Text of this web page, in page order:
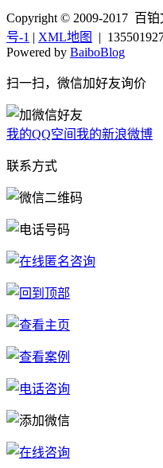
Copyright © 2009-2017 百
号-1 | XML地图 |
Powered by BaiboBlog
扫一扫，微信加好友询价
我的QQ空间我的新浪微博
联系方式